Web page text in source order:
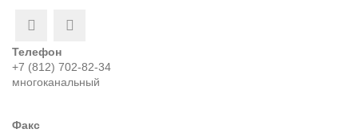
Телефон
+7 (812) 702-82-34
многоканальный
Факс